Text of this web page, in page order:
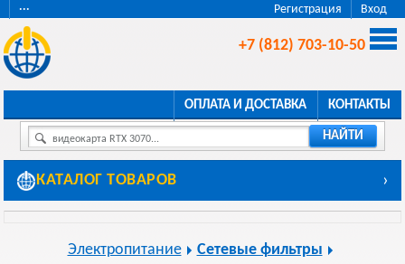
Регистрация Вход
···
+7 (812) 703-10-50
ОПЛАТА И ДОСТАВКА КОНТАКТЫ
видеокарта RTX 3070... НАЙТИ
КАТАЛОГ ТОВАРОВ ›
Электропитание Сетевые фильтры